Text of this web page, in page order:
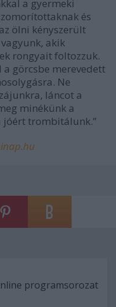
a gyermeki
és
ölni kényszerült
akik
rongyait foltozzuk.
görcsbe merevedett
Ne
láncot a
minékünk a
jóért trombitálunk.”
programsorozat